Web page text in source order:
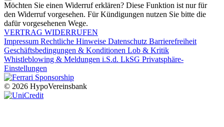
Möchten Sie einen Widerruf erklären? Diese Funktion ist nur für
den Widerruf vorgesehen. Für Kündigungen nutzen Sie bitte die
dafür vorgesehenen Wege.
VERTRAG WIDERRUFEN
Impressum Rechtliche Hinweise Datenschutz Barrierefreiheit
Geschäftsbedingungen & Konditionen Lob & Kritik
Whistleblowing & Meldungen i.S.d. LkSG Privatsphäre-
Einstellungen
© 2026 HypoVereinsbank